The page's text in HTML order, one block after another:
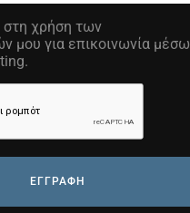
στη χρήση των
μου για επικοινωνία μέσω
ΕΓΓΡΑΦΗ